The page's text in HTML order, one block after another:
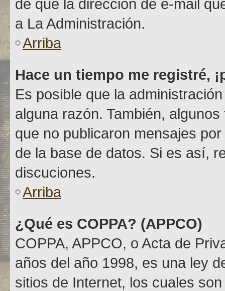
de que la dirección de e-mail
a La Administración.
Arriba
Hace un tiempo me registré,
Es posible que la
alguna razón. También,
que no publicaron mensajes
de la base de datos. Si es así,
discuciones.
Arriba
¿Qué es COPPA? (APPCO)
COPPA, APPCO, o Acta de
años del año 1998, es una ley
sitios de Internet, los cuales